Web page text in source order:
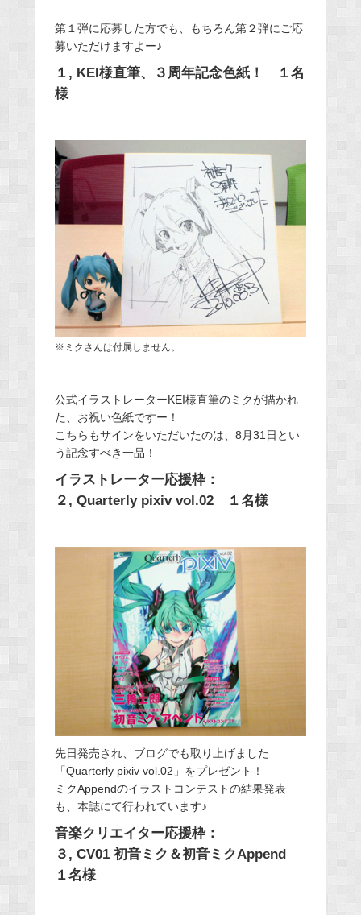
第１弾に応募した方でも、もちろん第２弾にご応
募いただけますよー♪
１, KEI様直筆、３周年記念色紙！ １名
様
※ミクさんは付属しません。
公式イラストレーターKEI様直筆のミクが描かれ
た、お祝い色紙ですー！
こちらもサインをいただいたのは、8月31日とい
う記念すべき一品！
イラストレーター応援枠：
２, Quarterly pixiv vol.02 １名様
先日発売され、ブログでも取り上げました
「Quarterly pixiv vol.02」をプレゼント！
ミクAppendのイラストコンテストの結果発表
も、本誌にて行われています♪
音楽クリエイター応援枠：
３, CV01 初音ミク＆初音ミクAppend
１名様